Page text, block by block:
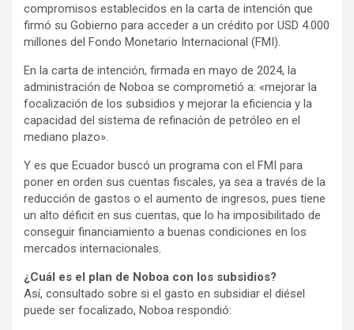
compromisos establecidos en la carta de intención que
firmó su Gobierno para acceder a un crédito por USD 4.000
millones del Fondo Monetario Internacional (FMI).
En la carta de intención, firmada en mayo de 2024, la
administración de Noboa se comprometió a: «mejorar la
focalización de los subsidios y mejorar la eficiencia y la
capacidad del sistema de refinación de petróleo en el
mediano plazo».
Y es que Ecuador buscó un programa con el FMI para
poner en orden sus cuentas fiscales, ya sea a través de la
reducción de gastos o el aumento de ingresos, pues tiene
un alto déficit en sus cuentas, que lo ha imposibilitado de
conseguir financiamiento a buenas condiciones en los
mercados internacionales.
¿Cuál es el plan de Noboa con los subsidios?
Así, consultado sobre si el gasto en subsidiar el diésel
puede ser focalizado, Noboa respondió: